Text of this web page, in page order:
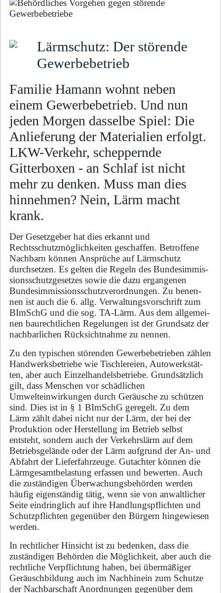
Lärmschutz: Der störende
Gewerbebetrieb
Familie Hamann wohnt neben
einem Gewerbebetrieb. Und nun
jeden Morgen dasselbe Spiel: Die
An­lie­fe­rung der Materialien erfolgt.
LKW-Verkehr, scheppernde
Gitterboxen - an Schlaf ist nicht
mehr zu denken. Muss man dies
hinnehmen? Nein, Lärm macht
krank.
Der Gesetzgeber hat dies erkannt und
Rechtsschutzmöglichkeiten geschaffen. Betroffene
Nach­barn können Ansprüche auf Lärmschutz
durchsetzen. Es gelten die Regeln des Bun­des­im­mis­
sions­schutz­ge­set­zes sowie die dazu ergangenen
Bundesimmissionsschutzverordnungen. Zu be­nen­
nen ist auch die 6. allg. Verwaltungsvorschrift zum
BImSchG und die sog. TA-Lärm. Aus dem all­ge­mei­
nen baurechtlichen Regelungen ist der Grundsatz der
nachbarlichen Rück­sicht­nah­me zu nen­nen.
Zu den typischen störenden Gewerbebetrieben zählen
Handwerksbetriebe wie Tischlereien, Au­to­werk­stät­
ten, aber auch Einzelhandelsbetriebe. Grundsätzlich
gilt, dass Menschen vor schäd­li­chen
Umwelteinwirkungen durch Geräusche zu schützen
sind. Dies ist in § 1 BImSchG geregelt. Zu ­dem
Lärm zählt dabei nicht nur der Lärm, der bei der
Produktion oder Herstellung im Betrieb selbst
entsteht, sondern auch der Verkehrslärm auf dem
Betriebsgelände oder der Lärm aufgrund der An- und
Abfahrt der Lieferfahrzeuge. Gutachter können die
Lärmgesamtbelastung erfassen und bewerten. Auch
die zuständigen Überwachungsbehörden werden
häufig eigenständig tätig, wenn sie von anwaltlicher
Seite eindringlich auf ihre Handlungspflichten und
Schutzpflichten ge­gen­ü­ber den Bürgern hingewiesen
werden.
In rechtlicher Hinsicht ist zu bedenken, dass die
zuständigen Behörden die Möglichkeit, aber auch die
rechtliche Verpflichtung haben, bei übermäßiger
Geräuschbildung auch im Nachhinein zum Schut­ze
der Nachbarschaft Anordnungen gegenüber dem